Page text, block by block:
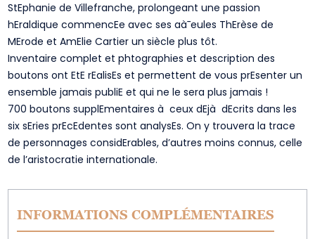
StEphanie de Villefranche, prolongeant une passion
hEraldique commencEe avec ses aà¯eules ThErèse de
MErode et AmElie Cartier un siècle plus tôt.
Inventaire complet et phtographies et description des
boutons ont EtE rEalisEs et permettent de vous prEsenter un
ensemble jamais publiE et qui ne le sera plus jamais !
700 boutons supplEmentaires à ceux dEjà dEcrits dans les
six sEries prEcEdentes sont analysEs. On y trouvera la trace
de personnages considErables, d’autres moins connus, celle
de l’aristocratie internationale.
INFORMATIONS COMPLÉMENTAIRES